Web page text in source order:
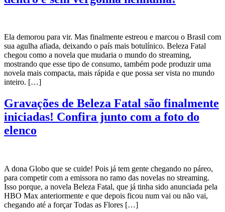
Ela demorou para vir. Mas finalmente estreou e marcou o Brasil com
sua agulha afiada, deixando o país mais botulínico. Beleza Fatal
chegou como a novela que mudaria o mundo do streaming,
mostrando que esse tipo de consumo, também pode produzir uma
novela mais compacta, mais rápida e que possa ser vista no mundo
inteiro. […]
Gravações de Beleza Fatal são finalmente
iniciadas! Confira junto com a foto do
elenco
A dona Globo que se cuide! Pois já tem gente chegando no páreo,
para competir com a emissora no ramo das novelas no streaming.
Isso porque, a novela Beleza Fatal, que já tinha sido anunciada pela
HBO Max anteriormente e que depois ficou num vai ou não vai,
chegando até a forçar Todas as Flores […]